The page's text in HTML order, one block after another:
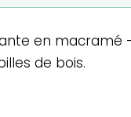
en macramé
de bois.